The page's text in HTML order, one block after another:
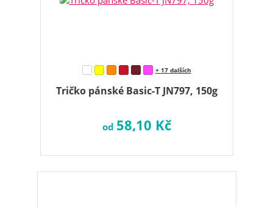
Tričko pánské Basic-T JN797, 150g
+ 17 dalších
od 58,10 Kč